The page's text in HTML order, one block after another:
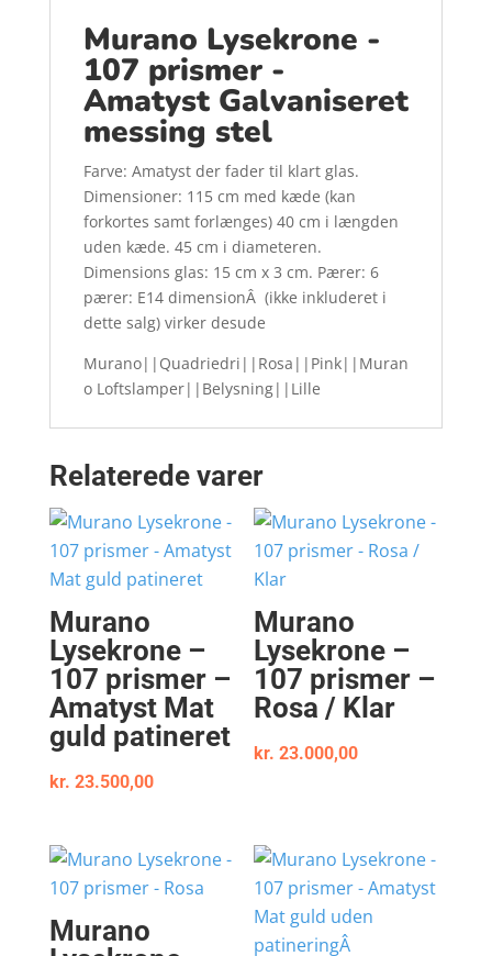
Murano Lysekrone -
107 prismer -
Amatyst Galvaniseret
messing stel
Farve: Amatyst der fader til klart glas.
Dimensioner: 115 cm med kæde (kan
forkortes samt forlænges) 40 cm i længden
uden kæde. 45 cm i diameteren.
Dimensions glas: 15 cm x 3 cm. Pærer: 6
pærer: E14 dimensionÂ (ikke inkluderet i
dette salg) virker desude
Murano||Quadriedri||Rosa||Pink||Muran
o Loftslamper||Belysning||Lille
Relaterede varer
Murano
Lysekrone –
107 prismer –
Amatyst Mat
guld patineret
kr. 23.500,00
Murano
Lysekrone –
107 prismer –
Rosa / Klar
kr. 23.000,00
Murano